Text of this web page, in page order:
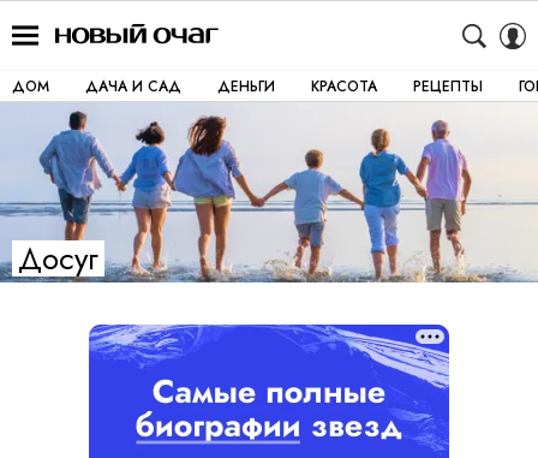
ДОМ ДАЧА И САД ДЕНЬГИ КРАСОТА РЕЦЕПТЫ
Досуг